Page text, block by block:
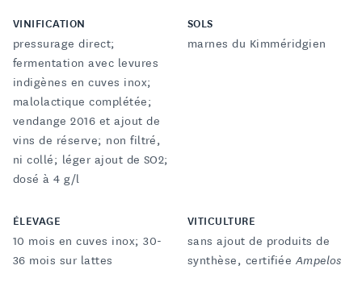
VINIFICATION
pressurage direct;
fermentation avec levures
indigènes en cuves inox;
malolactique complétée;
vendange 2016 et ajout de
vins de réserve; non filtré,
ni collé; léger ajout de SO2;
dosé à 4 g/l
SOLS
marnes du Kimméridgien
ÉLEVAGE
10 mois en cuves inox; 30-
36 mois sur lattes
VITICULTURE
sans ajout de produits de
synthèse, certifiée Ampelos